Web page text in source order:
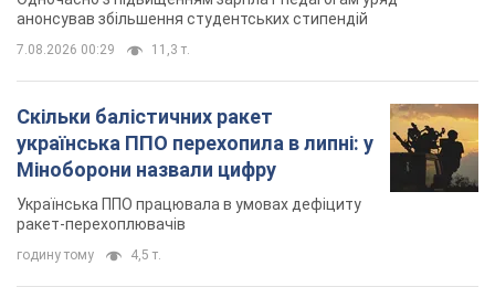
Ауріка Ротару через суд змінила
свою пенсію, на яку раніше
час роботи в Чернівецькій філармонії
за 12 годин